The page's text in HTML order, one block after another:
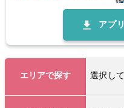
アプ
エリアで探す 選択し